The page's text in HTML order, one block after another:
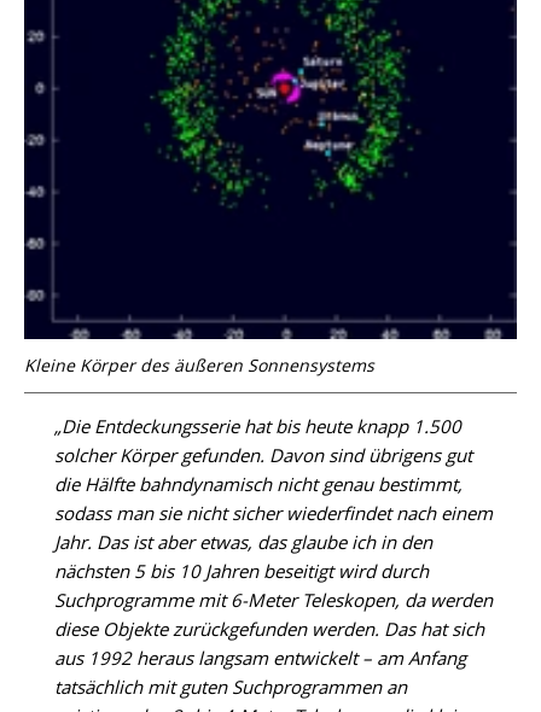
Kleine Körper des äußeren Sonnensystems
„Die Entdeckungsserie hat bis heute knapp 1.500
solcher Körper gefunden. Davon sind übrigens gut
die Hälfte bahndynamisch nicht genau bestimmt,
sodass man sie nicht sicher wiederfindet nach einem
Jahr. Das ist aber etwas, das glaube ich in den
nächsten 5 bis 10 Jahren beseitigt wird durch
Suchprogramme mit 6-Meter Teleskopen, da werden
diese Objekte zurückgefunden werden. Das hat sich
aus 1992 heraus langsam entwickelt – am Anfang
tatsächlich mit guten Suchprogrammen an